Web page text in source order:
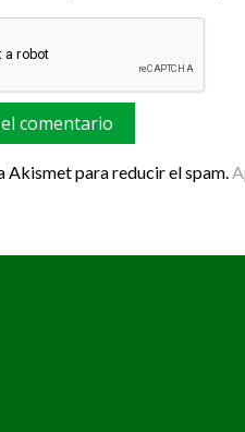
Akismet para reducir el spam.